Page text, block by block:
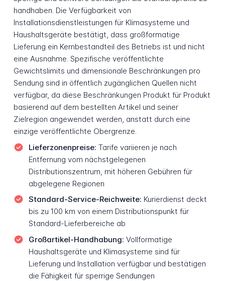
handhaben. Die Verfügbarkeit von
Installationsdienstleistungen für Klimasysteme und
Haushaltsgeräte bestätigt, dass großformatige
Lieferung ein Kernbestandteil des Betriebs ist und nicht
eine Ausnahme. Spezifische veröffentlichte
Gewichtslimits und dimensionale Beschränkungen pro
Sendung sind in öffentlich zugänglichen Quellen nicht
verfügbar, da diese Beschränkungen Produkt für Produkt
basierend auf dem bestellten Artikel und seiner
Zielregion angewendet werden, anstatt durch eine
einzige veröffentlichte Obergrenze.
Lieferzonenpreise: Tarife variieren je nach
Entfernung vom nächstgelegenen
Distributionszentrum, mit höheren Gebühren für
abgelegene Regionen
Standard-Service-Reichweite: Kurierdienst deckt
bis zu 100 km von einem Distributionspunkt für
Standard-Lieferbereiche ab
Großartikel-Handhabung: Vollformatige
Haushaltsgeräte und Klimasysteme sind für
Lieferung und Installation verfügbar und bestätigen
die Fähigkeit für sperrige Sendungen